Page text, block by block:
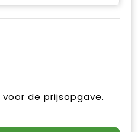
de prijsopgave.